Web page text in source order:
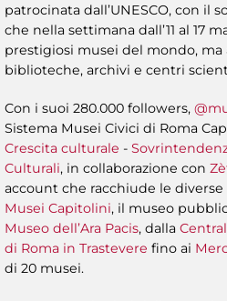
patrocinata dall’UNESCO, con il
che nella settimana dall’11 al 17
prestigiosi musei del mondo, ma
biblioteche, archivi e centri
Con i suoi 280.000 followers,
Sistema Musei Civici di Roma
Crescita culturale -
Culturali, in collaborazione con
account che racchiude le
Musei Capitolini, il museo
Museo dell’Ara Pacis, dalla
di Roma in Trastevere fino ai
di 20 musei.